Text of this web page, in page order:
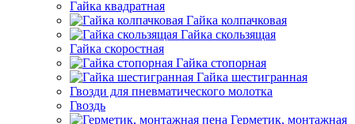
Гайка квадратная
Гайка колпачковая
Гайка скользящая
Гайка скоростная
Гайка стопорная
Гайка шестигранная
Гвозди для пневматического молотка
Гвоздь
Герметик, монтажная